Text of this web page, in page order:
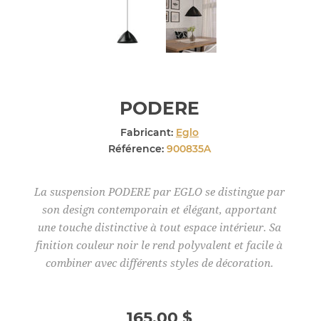
PODERE
Fabricant: Eglo
Référence: 900835A
La suspension PODERE par EGLO se distingue par
son design contemporain et élégant, apportant
une touche distinctive à tout espace intérieur. Sa
finition couleur noir le rend polyvalent et facile à
combiner avec différents styles de décoration.